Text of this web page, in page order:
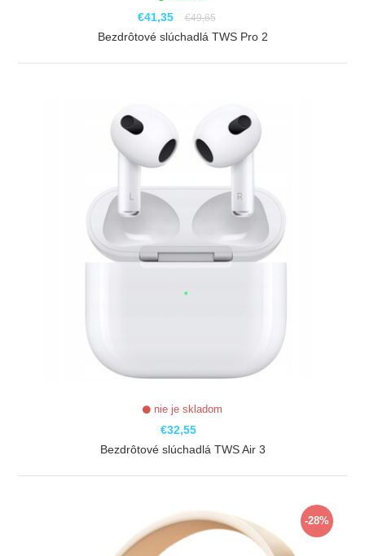
€41,35 €49,65
Bezdrôtové slúchadlá TWS Pro 2
nie je skladom
€32,55
Bezdrôtové slúchadlá TWS Air 3
-28%